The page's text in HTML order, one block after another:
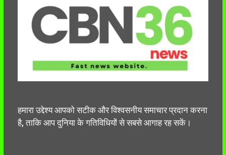
हमारा उद्देश्य आपको सटीक और विश्वसनीय समाचार प्रदान करना
है, ताकि आप दुनिया के गतिविधियों से सबसे आगाह रह सकें।